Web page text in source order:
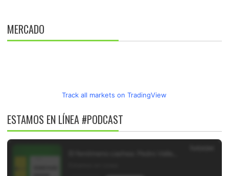
MERCADO
Track all markets on TradingView
ESTAMOS EN LÍNEA #PODCAST